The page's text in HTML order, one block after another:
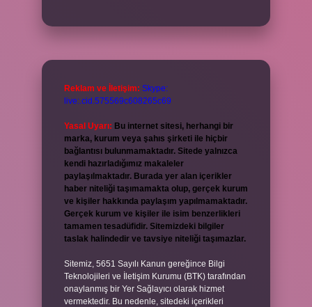
Reklam ve İletişim: Skype:
live:.cid.575569c608265c69
Yasal Uyarı: Bu internet sitesi, herhangi bir
marka, kurum veya şahıs şirketi ile hiçbir
bağlantısı bulunmamaktadır. Sitede yalnızca
kendi hazırladığımız makaleler
paylaşılmaktadır. Burada yer alan içerikler
haber niteliği taşımamakta olup, gerçek kurum
ve kişiler hakkında paylaşım yapılmamaktadır.
Gerçek kurum ve kişiler ile isim benzerlikleri
tamamen tesadüfidir. Sitemizdeki bilgiler
taslak halindedir ve tavsiye niteliği taşımazlar.
Sitemiz, 5651 Sayılı Kanun gereğince Bilgi
Teknolojileri ve İletişim Kurumu (BTK) tarafından
onaylanmış bir Yer Sağlayıcı olarak hizmet
vermektedir. Bu nedenle, sitedeki içerikleri